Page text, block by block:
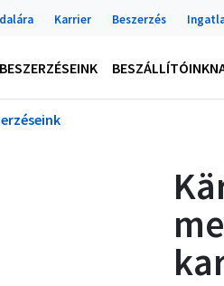
Karrier Beszerzés
navigation
BESZERZÉSEINK